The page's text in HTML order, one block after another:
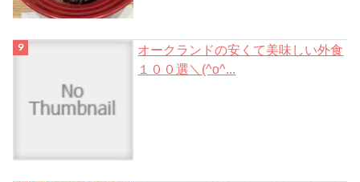
オークランドの安くて美味しい外食
１００選＼(^o^...